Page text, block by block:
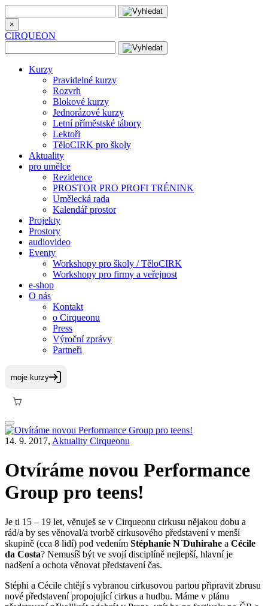
×
CIRQUEON
Kurzy
Pravidelné kurzy
Rozvrh
Blokové kurzy
Jednorázové kurzy
Letní příměstské tábory
Lektoři
TěloCIRK pro školy
Aktuality
pro umělce
Rezidence
PROSTOR PRO PROFI TRÉNINK
Umělecká rada
Kalendář prostor
Projekty
Prostory
audiovideo
Eventy
Workshopy pro školy / TěloCIRK
Workshopy pro firmy a veřejnost
e-shop
O nás
Kontakt
o Cirqueonu
Press
Výroční zprávy
Partneři
14. 9. 2017, Aktuality Cirqueonu
Otvíráme novou Performance
Group pro teens!
Je ti 15 – 19 let, věnuješ se v Cirqueonu cirkusu nějakou dobu a
rád/a by ses věnoval/a tvorbě cirkusového představení v menší
skupině (cca 8 lidí) pod vedením Stéphanie N´Duhirahe a Cécile
da Costa? Nemusíš být ve svojí disciplíně nejlepší, hlavní je
nadšení a ochota věnovat představení čas.
Stéphi a Cécile chtějí s vybranou cirkusovou partou připravit zbrusu
nové představení propojující cirkus a hudbu. Máme v plánu